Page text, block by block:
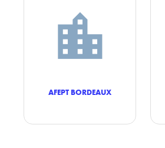
AFEPT BORDEAUX